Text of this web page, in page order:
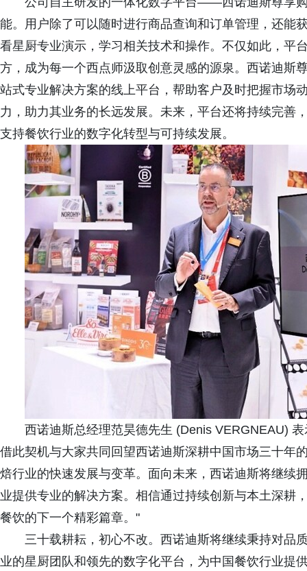
能。用户除了可以随时进行商品查询和订单管理，还能
看星厨专业演示，学习相关技术和操作。不仅如此，平
方，成为每一个西点师汲取创意灵感的源泉。西诺迪斯
站式专业解决方案的线上平台，帮助客户及时把握市场
力，助力其业务的长远发展。未来，平台还将持续完善
支持餐饮行业的数字化转型与可持续发展。
西诺迪斯总经理范昊德先生 (Denis VERGNEAU)
借此契机与大家共同回望西诺迪斯深耕中国市场三十年
焙行业的快速发展与变革。面向未来，西诺迪斯将继续
业提供专业的解决方案。相信通过持续创新与本土深耕
餐饮的下一个精彩篇章。"
三十载耕耘，初心不改。西诺迪斯将继续秉持对品
业的星厨团队和领先的数字化平台，为中国餐饮行业提